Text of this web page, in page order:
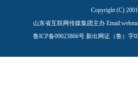
Copyright (C)
山东省互联网传媒集团主办 Email:
鲁ICP备09023866号 新出网证（鲁）字